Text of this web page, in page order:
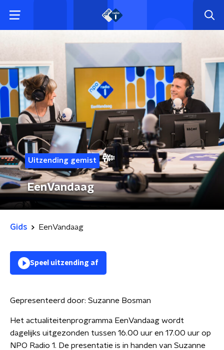
Uitzending gemist
EenVandaag
Gids EenVandaag
Speel uitzending af
Gepresenteerd door: Suzanne Bosman
Het actualiteitenprogramma EenVandaag wordt
dagelijks uitgezonden tussen 16.00 uur en 17.00 uur op
NPO Radio 1. De presentatie is in handen van Suzanne